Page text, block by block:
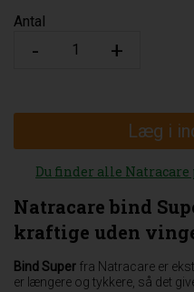
Antal
Læg i
Du finder alle
Natracare bind
kraftige uden
Bind Super fra Natracare er
er længere og tykkere, så det